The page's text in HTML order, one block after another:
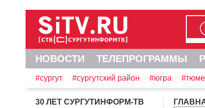
НОВОСТИ ТЕЛЕПРОГРАММЫ
#сургут #сургутский район #югра
30 ЛЕТ СУРГУТИНФОРМ-ТВ